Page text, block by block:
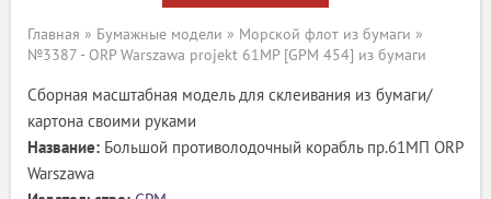
Главная » Бумажные модели » Морской флот из бумаги »
№3387 - ORP Warszawa projekt 61MP [GPM 454] из бумаги
Сборная масштабная модель для склеивания из бумаги/
картона своими руками
Название: Большой противолодочный корабль пр.61МП ORP
Warszawa